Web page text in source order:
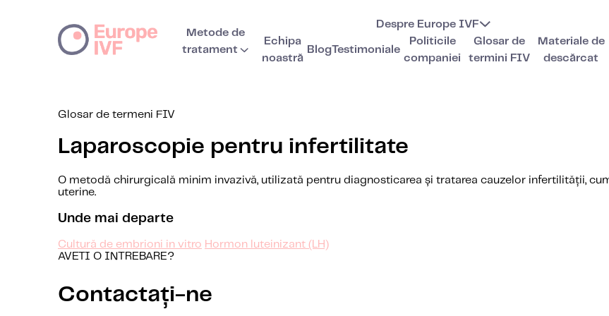
Metode de
tratament
Despre Europe IVF
Echipa
noastră
BlogTestimoniale
Politicile
companiei
Glosar de
termini FIV
Materiale de
descărcat
Glosar de termeni FIV
Laparoscopie pentru infertilitate
O metodă chirurgicală minim invazivă, utilizată pentru diagnosticarea și tratarea cauzelor infertilității,
uterine.
Unde mai departe
Cultură de embrioni in vitro Hormon luteinizant (LH)
AVETI O INTREBARE?
Contactați-ne